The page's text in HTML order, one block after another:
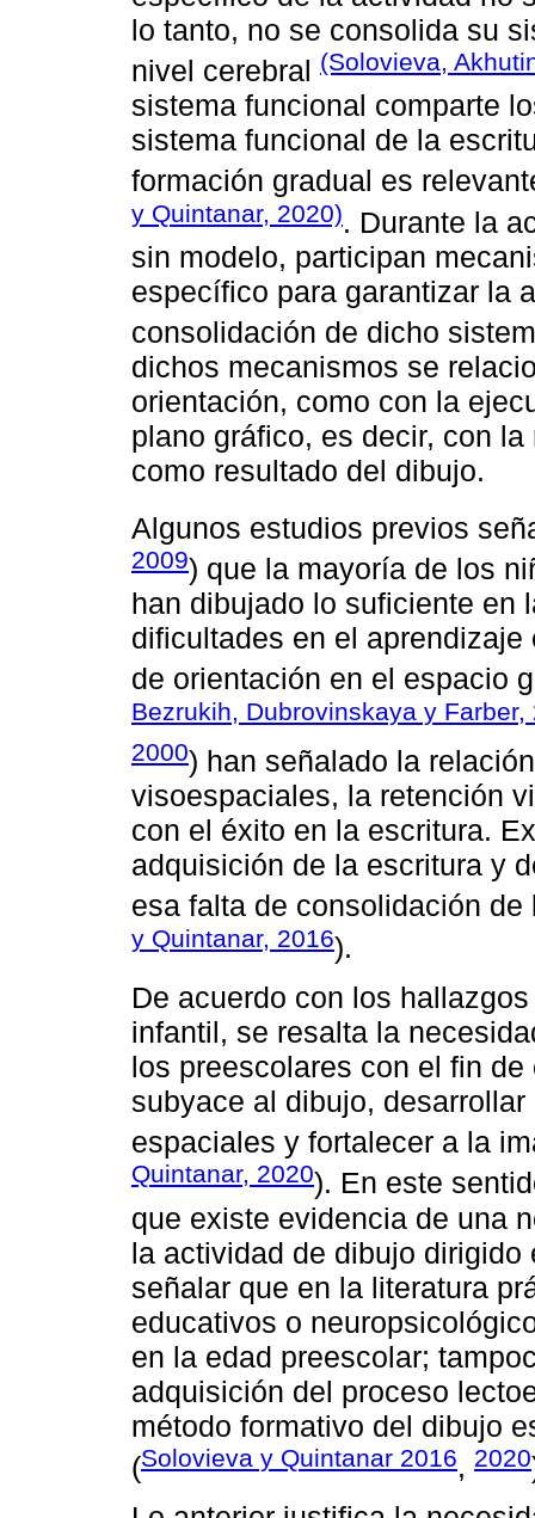
lo tanto, no se consolida su
nivel cerebral (Solovieva,
sistema funcional comparte
sistema funcional de la
formación gradual es
y Quintanar, 2020). Durante la
sin modelo, participan
específico para garantizar la
consolidación de dicho
dichos mecanismos se
orientación, como con la
plano gráfico, es decir, con
como resultado del dibujo.
Algunos estudios previos
2009) que la mayoría de los
han dibujado lo suficiente en
dificultades en el
de orientación en el espacio
Bezrukih, Dubrovinskaya y Farber,
2000) han señalado la
visoespaciales, la retención
con el éxito en la escritura.
adquisición de la escritura y
esa falta de consolidación
y Quintanar, 2016).
De acuerdo con los
infantil, se resalta la
los preescolares con el fin
subyace al dibujo,
espaciales y fortalecer a la
Quintanar, 2020). En este
que existe evidencia de una
la actividad de dibujo
señalar que en la literatura
educativos o
en la edad preescolar;
adquisición del proceso
método formativo del dibujo
(Solovieva y Quintanar 2016, 2020